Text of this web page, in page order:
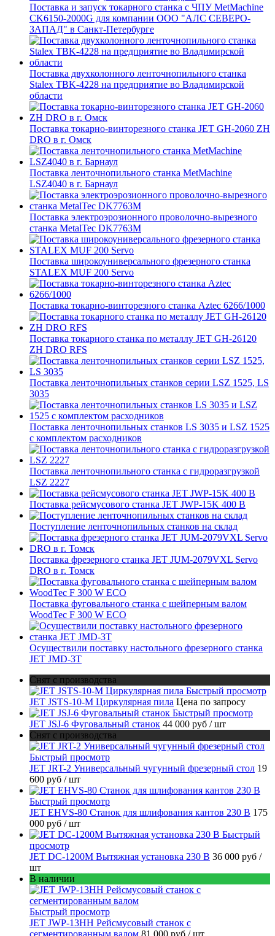
Поставка и запуск токарного станка с ЧПУ MetMachine
CK6150-2000G для компании ООО "АЛС СЕВЕРО-
ЗАПАД" в Санкт-Петербурге
Поставка двухколонного ленточнопильного станка
Stalex TBK-4228 на предприятие во Владимирской
области
Поставка токарно-винторезного станка JET GH-2060 ZH
DRO в г. Омск
Поставка ленточнопильного станка MetMachine
LSZ4040 в г. Барнаул
Поставка электроэрозионного проволочно-вырезного
станка MetalTec DK7763M
Поставка широкоуниверсального фрезерного станка
STALEX MUF 200 Servo
Поставка токарно-винторезного станка Aztec 6266/1000
Поставка токарного станка по металлу JET GH-26120
ZH DRO RFS
Поставка ленточнопильных станков серии LSZ 1525, LS
3035
Поставка ленточнопильных станков LS 3035 и LSZ 1525
с комплектом расходников
Поставка ленточнопильного станка c гидроразгрузкой
LSZ 2227
Поставка рейсмусового станка JET JWP-15K 400 В
Поступление ленточнопильных станков на склад
Поставка фрезерного станка JET JUM-2079VXL Servo
DRO в г. Томск
Поставка фуговального станка с шейперным валом
WoodTec F 300 W ECO
Осуществили поставку настольного фрезерного станка
JET JMD-3T
Снят с производства
Быстрый просмотр
JET JSTS-10-M Циркулярная пила Цена по запросу
Быстрый просмотр
JET JSJ-6 Фуговальный станок 44 000 руб / шт
Снят с производства
Быстрый просмотр
JET JRT-2 Универсальный чугунный фрезерный стол 19
600 руб / шт
Быстрый просмотр
JET EHVS-80 Станок для шлифования кантов 230 В 175
000 руб / шт
Быстрый
просмотр
JET DC-1200M Вытяжная установка 230 В 36 000 руб /
шт
В наличии
Быстрый просмотр
JET JWP-13HH Рейсмусовый станок с
сегментированным валом 81 000 руб / шт